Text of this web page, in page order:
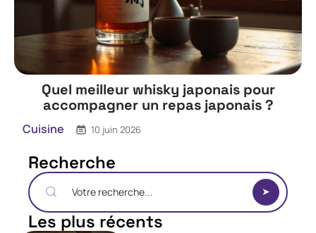
Quel meilleur whisky japonais pour
accompagner un repas japonais ?
Cuisine 10 juin 2026
Recherche
Les plus récents